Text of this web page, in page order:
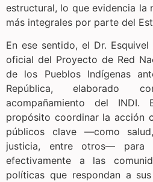
estructural, lo que evidencia la
más integrales por parte del
En ese sentido, el Dr.
oficial del Proyecto de Red
de los Pueblos Indígenas
República, elaborado
acompañamiento del INDI.
propósito coordinar la acción
públicos clave —como
justicia, entre otros— para
efectivamente a las
políticas que respondan a